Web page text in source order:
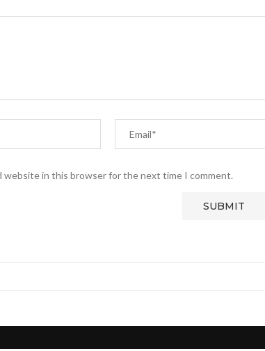
website in this browser for the next time I comment.